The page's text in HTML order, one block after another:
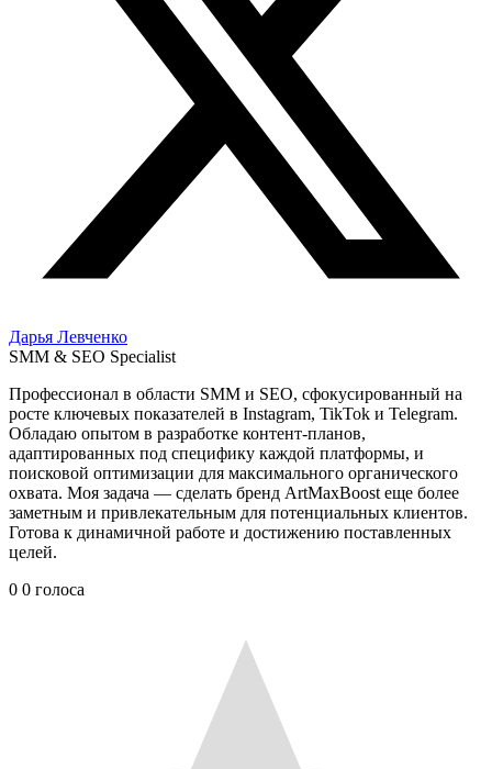
Дарья Левченко
SMM & SEO Specialist
Профессионал в области SMM и SEO, сфокусированный на
росте ключевых показателей в Instagram, TikTok и Telegram.
Обладаю опытом в разработке контент-планов,
адаптированных под специфику каждой платформы, и
поисковой оптимизации для максимального органического
охвата. Моя задача — сделать бренд ArtMaxBoost еще более
заметным и привлекательным для потенциальных клиентов.
Готова к динамичной работе и достижению поставленных
целей.
0 0 голоса